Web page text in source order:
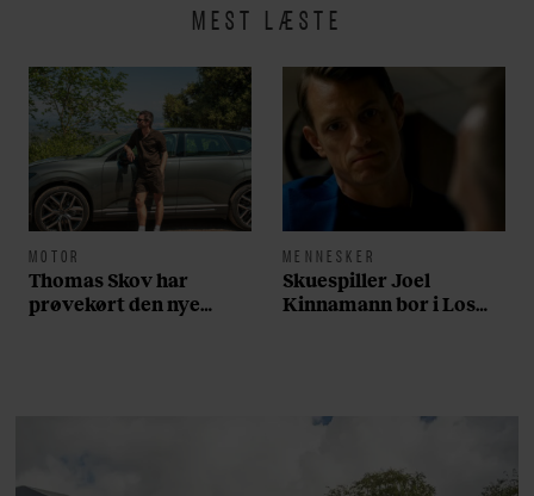
MEST LÆSTE
MOTOR
Thomas Skov har
prøvekørt den nye
MENNESKER
Skuespiller Joel
Kinnamann bor i Los
morgen”